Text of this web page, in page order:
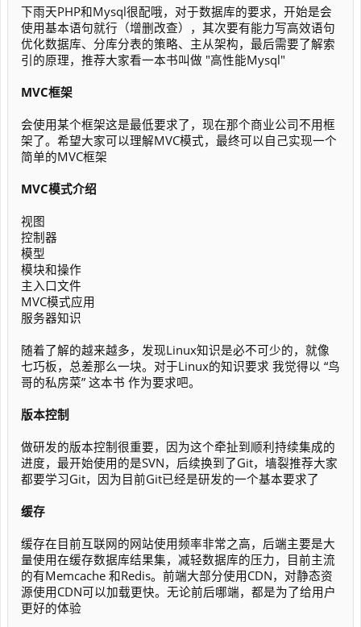
下雨天PHP和Mysql很配哦，对于数据库的要求，开始是会
使用基本语句就行（增删改查），其次要有能力写高效语句
优化数据库、分库分表的策略、主从架构，最后需要了解索
引的原理，推荐大家看一本书叫做 "高性能Mysql"
MVC框架
会使用某个框架这是最低要求了，现在那个商业公司不用框
架了。希望大家可以理解MVC模式，最终可以自己实现一个
简单的MVC框架
MVC模式介绍
视图
控制器
模型
模块和操作
主入口文件
MVC模式应用
服务器知识
随着了解的越来越多，发现Linux知识是必不可少的，就像
七巧板，总差那么一块。对于Linux的知识要求 我觉得以 “鸟
哥的私房菜” 这本书 作为要求吧。
版本控制
做研发的版本控制很重要，因为这个牵扯到顺利持续集成的
进度，最开始使用的是SVN，后续换到了Git，墙裂推荐大家
都要学习Git，因为目前Git已经是研发的一个基本要求了
缓存
缓存在目前互联网的网站使用频率非常之高，后端主要是大
量使用在缓存数据库结果集，减轻数据库的压力，目前主流
的有Memcache 和Redis。前端大部分使用CDN，对静态资
源使用CDN可以加载更快。无论前后哪端，都是为了给用户
更好的体验